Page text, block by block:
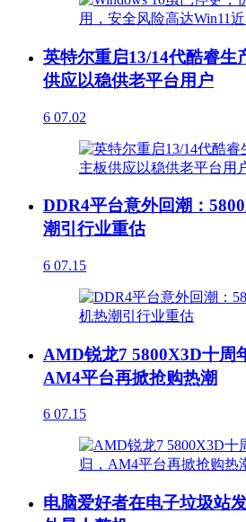
英特尔重启13/14代酷睿生
供应以稳供老平台用户
6 07.02
DDR4平台意外回潮：
潮引行业重估
6 07.15
AMD锐龙7 5800X3D十周
AM4平台再掀抢购热潮
6 07.15
电脑爱好者在电子垃圾站